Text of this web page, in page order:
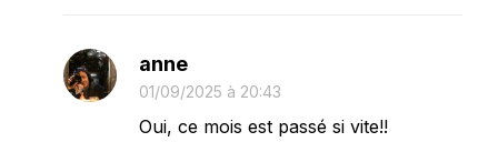
anne
01/09/2025 à 20:43
Oui, ce mois est passé si vite!!